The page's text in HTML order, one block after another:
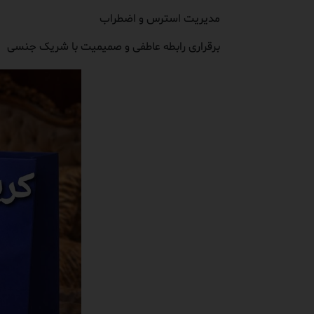
مدیریت استرس و اضطراب
برقراری رابطه عاطفی و صمیمیت با شریک جنسی